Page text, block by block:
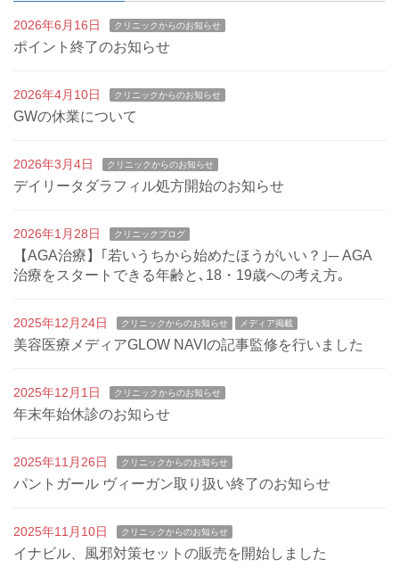
2026年6月16日 クリニックからのお知らせ
ポイント終了のお知らせ
2026年4月10日 クリニックからのお知らせ
GWの休業について
2026年3月4日 クリニックからのお知らせ
デイリータダラフィル処方開始のお知らせ
2026年1月28日 クリニックブログ
【AGA治療】｢若いうちから始めたほうがいい？｣─ AGA
治療をスタートできる年齢と､18・19歳への考え方｡
2025年12月24日 クリニックからのお知らせ メディア掲載
美容医療メディアGLOW NAVIの記事監修を行いました
2025年12月1日 クリニックからのお知らせ
年末年始休診のお知らせ
2025年11月26日 クリニックからのお知らせ
パントガール ヴィーガン取り扱い終了のお知らせ
2025年11月10日 クリニックからのお知らせ
イナビル、風邪対策セットの販売を開始しました